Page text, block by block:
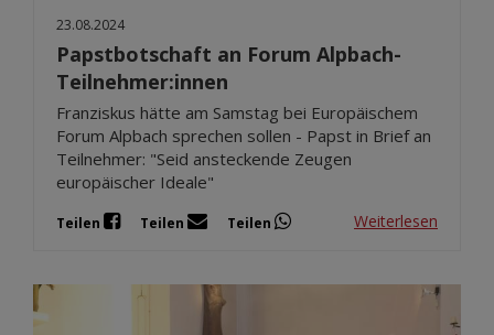
23.08.2024
Papstbotschaft an Forum Alpbach-
Teilnehmer:innen
Franziskus hätte am Samstag bei Europäischem
Forum Alpbach sprechen sollen - Papst in Brief an
Teilnehmer: "Seid ansteckende Zeugen
europäischer Ideale"
Teilen Teilen Teilen Weiterlesen